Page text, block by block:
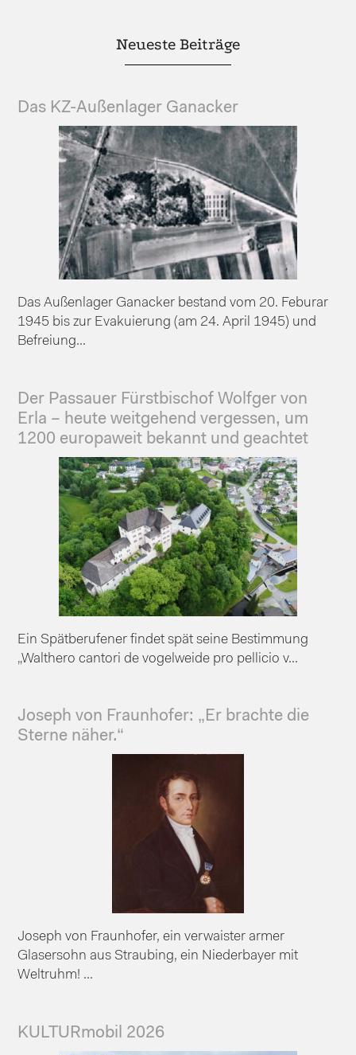
Neueste Beiträge
Das KZ-Außenlager Ganacker
Das Außenlager Ganacker bestand vom 20. Feburar
1945 bis zur Evakuierung (am 24. April 1945) und
Befreiung...
Der Passauer Fürstbischof Wolfger von
Erla – heute weitgehend vergessen, um
1200 europaweit bekannt und geachtet
Ein Spätberufener findet spät seine Bestimmung
„Walthero cantori de vogelweide pro pellicio v...
Joseph von Fraunhofer: „Er brachte die
Sterne näher.“
Joseph von Fraunhofer, ein verwaister armer
Glasersohn aus Straubing, ein Niederbayer mit
Weltruhm! ...
KULTURmobil 2026